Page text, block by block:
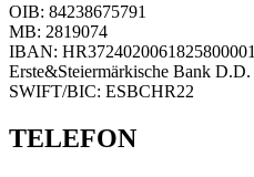
OIB: 84238675791
MB: 2819074
IBAN: HR3724020061825800001
Erste&Steiermärkische Bank D.D.
SWIFT/BIC: ESBCHR22
TELEFON